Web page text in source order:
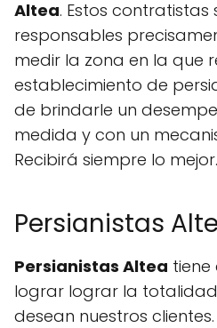
Altea. Estos contratistas
responsables
medir la zona en la que
establecimiento de
de brindarle un
medida y con un
Recibirá siempre lo mejor.
Persianistas
Persianistas Altea
lograr lograr la
desean nuestros